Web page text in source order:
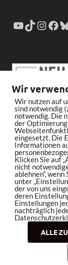
Copyright © 2026
Wir
Wir nutzen auf
sind notwendig
notwendig. Die
der
eingesetzt. Die
Informationen
Klicken Sie auf
nicht
ablehnen“,
unter
der von uns
deren
Einstellungen
nachträglich
ALLE